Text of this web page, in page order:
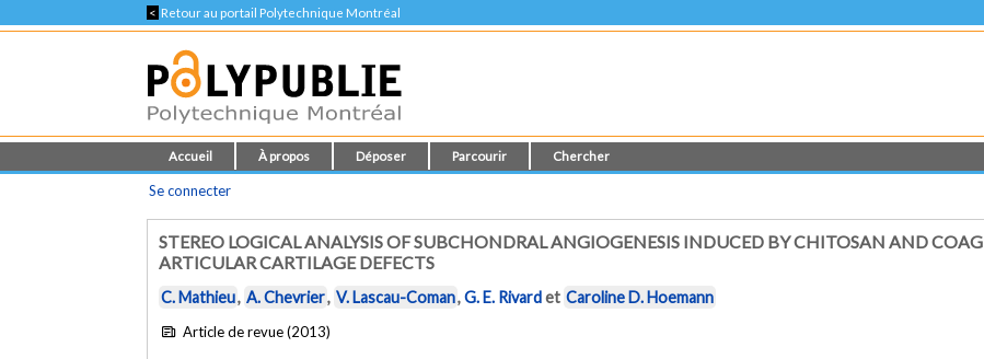
< Retour au portail Polytechnique Montréal
Accueil À propos Déposer Parcourir Chercher
Se connecter
STEREO LOGICAL ANALYSIS OF SUBCHONDRAL ANGIOGENESIS INDUCED BY CHITOSAN AND
ARTICULAR CARTILAGE DEFECTS
C. Mathieu, A. Chevrier, V. Lascau-Coman,G. E. Rivardet Caroline D. Hoemann
Article de revue (2013)